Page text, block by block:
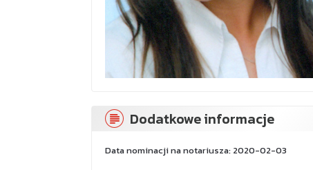
Dodatkowe informacje
Data nominacji na notariusza: 2020-02-03